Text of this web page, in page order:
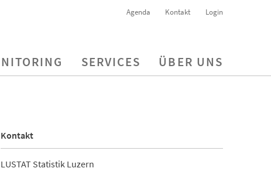
Agenda Kontakt Login
SERVICES ÜBER UNS
Kontakt
LUSTAT Statistik Luzern